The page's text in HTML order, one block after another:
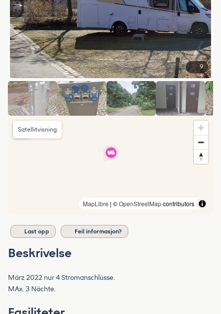
9
MapLibre | ©OpenStreetMapcontributors
Satellitvisning
Last opp Feil informasjon?
Beskrivelse
März 2022 nur 4 Stromanschlüsse.
MAx. 3 Nächte.